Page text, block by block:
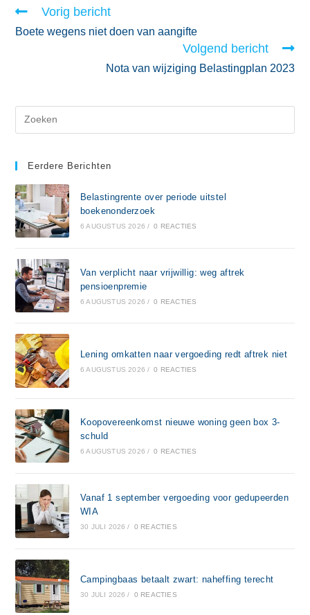
Vorig bericht
Boete wegens niet doen van aangifte
Volgend bericht
Nota van wijziging Belastingplan 2023
Eerdere Berichten
Belastingrente over periode uitstel
boekenonderzoek
6 AUGUSTUS 2026 / 0 REACTIES
Van verplicht naar vrijwillig: weg aftrek
pensioenpremie
6 AUGUSTUS 2026 / 0 REACTIES
Lening omkatten naar vergoeding redt aftrek niet
6 AUGUSTUS 2026 / 0 REACTIES
Koopovereenkomst nieuwe woning geen box 3-
schuld
6 AUGUSTUS 2026 / 0 REACTIES
Vanaf 1 september vergoeding voor gedupeerden
WIA
30 JULI 2026 / 0 REACTIES
Campingbaas betaalt zwart: naheffing terecht
30 JULI 2026 / 0 REACTIES